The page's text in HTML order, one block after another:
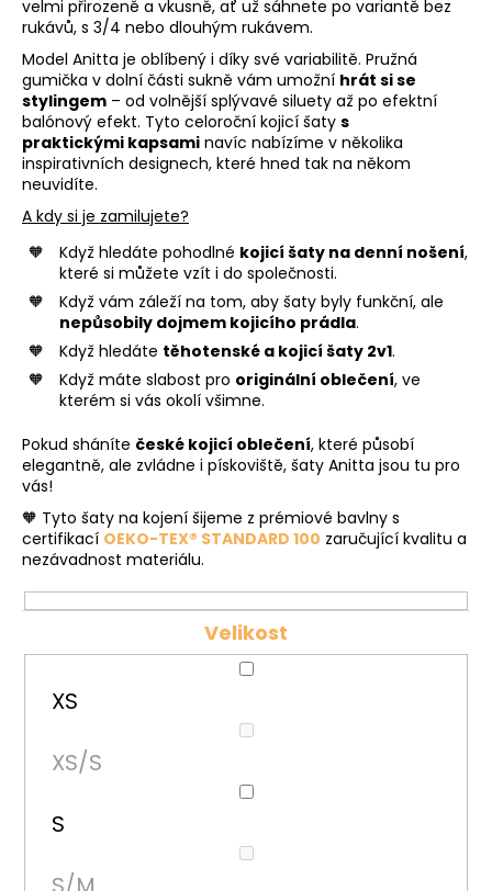
velmi přirozeně a vkusně, ať už sáhnete po variantě bez
rukávů, s 3/4 nebo dlouhým rukávem.
Model Anitta je oblíbený i díky své variabilitě. Pružná
gumička v dolní části sukně vám umožní hrát si se
stylingem – od volnější splývavé siluety až po efektní
balónový efekt. Tyto celoroční kojicí šaty s
praktickými kapsami navíc nabízíme v několika
inspirativních designech, které hned tak na někom
neuvidíte.
A kdy si je zamilujete?
Když hledáte pohodlné kojicí šaty na denní nošení,
které si můžete vzít i do společnosti.
Když vám záleží na tom, aby šaty byly funkční, ale
nepůsobily dojmem kojicího prádla.
Když hledáte těhotenské a kojicí šaty 2v1.
Když máte slabost pro originální oblečení, ve
kterém si vás okolí všimne.
Pokud sháníte české kojicí oblečení, které působí
elegantně, ale zvládne i pískoviště, šaty Anitta jsou tu pro
vás!
🧡 Tyto šaty na kojení šijeme z prémiové bavlny s
certifikací OEKO-TEX® STANDARD 100 zaručující kvalitu a
nezávadnost materiálu.
Velikost
XS
XS/S
S
a
j
í
t
?
HLEDAT
D
o
r
u
č
u
j
e
m
e